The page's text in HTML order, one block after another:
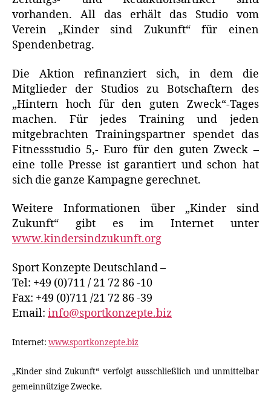
vorhanden. All das erhält das Studio vom
Verein „Kinder sind Zukunft“ für einen
Spendenbetrag.
Die Aktion refinanziert sich, in dem die
Mitglieder der Studios zu Botschaftern des
„Hintern hoch für den guten Zweck“-Tages
machen. Für jedes Training und jeden
mitgebrachten Trainingspartner spendet das
Fitnessstudio 5,- Euro für den guten Zweck –
eine tolle Presse ist garantiert und schon hat
sich die ganze Kampagne gerechnet.
Weitere Informationen über „Kinder sind
Zukunft“ gibt es im Internet unter
www.kindersindzukunft.org
Sport Konzepte Deutschland –
Tel: +49 (0)711 / 21 72 86 -10
Fax: +49 (0)711 /21 72 86 -39
Email: info@sportkonzepte.biz
Internet: www.sportkonzepte.biz
„Kinder sind Zukunft“ verfolgt ausschließlich und unmittelbar
gemeinnützige Zwecke.